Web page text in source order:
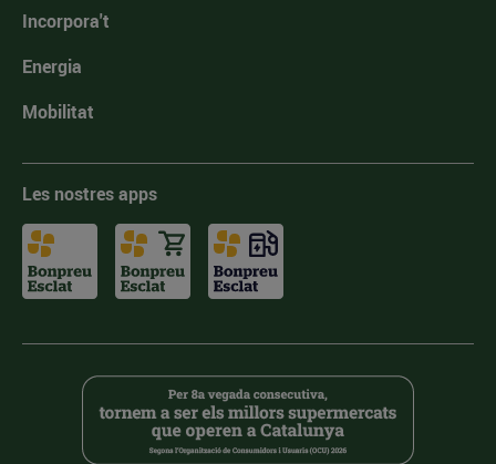
Incorpora't
Energia
Mobilitat
Les nostres apps